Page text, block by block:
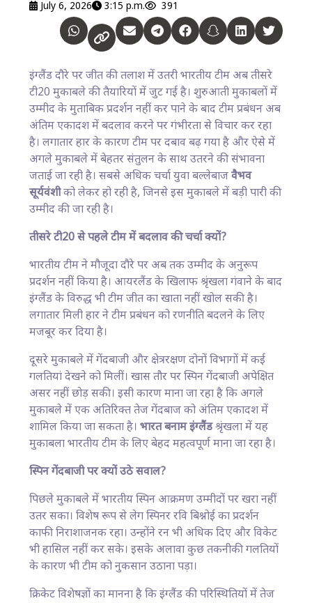
July 6, 2026 3:15 p.m. 391
इंग्लैंड दौरे पर जीत की तलाश में उतरी भारतीय टीम अब तीसरे
टी20 मुकाबले की तैयारियों में जुट गई है। शुरुआती मुकाबलों में
उम्मीद के मुताबिक प्रदर्शन नहीं कर पाने के बाद टीम प्रबंधन अब
अंतिम एकादश में बदलाव करने पर गंभीरता से विचार कर रहा
है। लगातार हार के कारण टीम पर दबाव बढ़ गया है और ऐसे में
अगले मुकाबले में बेहतर संतुलन के साथ उतरने की संभावना
जताई जा रही है। सबसे अधिक चर्चा युवा बल्लेबाजवैभव
सूर्यवंशीको लेकर हो रही है, जिनसे इस मुकाबले में बड़ी पारी की
उम्मीद की जा रही है।
तीसरे टी20 से पहले टीम में बदलाव की चर्चा क्यों?
भारतीय टीम ने मौजूदा दौरे पर अब तक उम्मीद के अनुरूप
प्रदर्शन नहीं किया है। आयरलैंड के खिलाफ श्रृंखला गंवाने के बाद
इंग्लैंड के विरुद्ध भी टीम जीत का खाता नहीं खोल सकी है।
लगातार मिली हार ने टीम प्रबंधन को रणनीति बदलने के लिए
मजबूर कर दिया है।
दूसरे मुकाबले में गेंदबाजी और क्षेत्ररक्षण दोनों विभागों में कई
गलतियां देखने को मिलीं। खास तौर पर स्पिन गेंदबाजी अपेक्षित
असर नहीं छोड़ सकी। इसी कारण माना जा रहा है कि अगले
मुकाबले में एक अतिरिक्त तेज गेंदबाज को अंतिम एकादश में
शामिल किया जा सकता है। भारत बनाम इंग्लैंडश्रृंखला में यह
मुकाबला भारतीय टीम के लिए बेहद महत्वपूर्ण माना जा रहा है।
स्पिन गेंदबाजी पर क्यों उठे सवाल?
पिछले मुकाबले में भारतीय स्पिन आक्रमण उम्मीदों पर खरा नहीं
उतर सका। विशेष रूप से लेग स्पिनर रवि बिश्नोई का प्रदर्शन
काफी निराशाजनक रहा। उन्होंने रन भी अधिक दिए और विकेट
भी हासिल नहीं कर सके। इसके अलावा कुछ तकनीकी गलतियों
के कारण भी टीम को नुकसान उठाना पड़ा।
क्रिकेट विशेषज्ञों का मानना है कि इंग्लैंड की परिस्थितियों में तेज